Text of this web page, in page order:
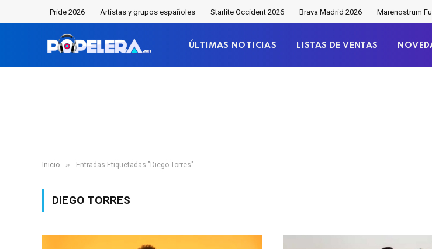
Pride 2026 Artistas y grupos españoles Starlite Occident 2026 Brava Madrid 2026 Marenostrum
ÚLTIMAS NOTICIAS LISTAS DE VENTAS
Inicio » Entradas Etiquetadas "Diego Torres"
DIEGO TORRES